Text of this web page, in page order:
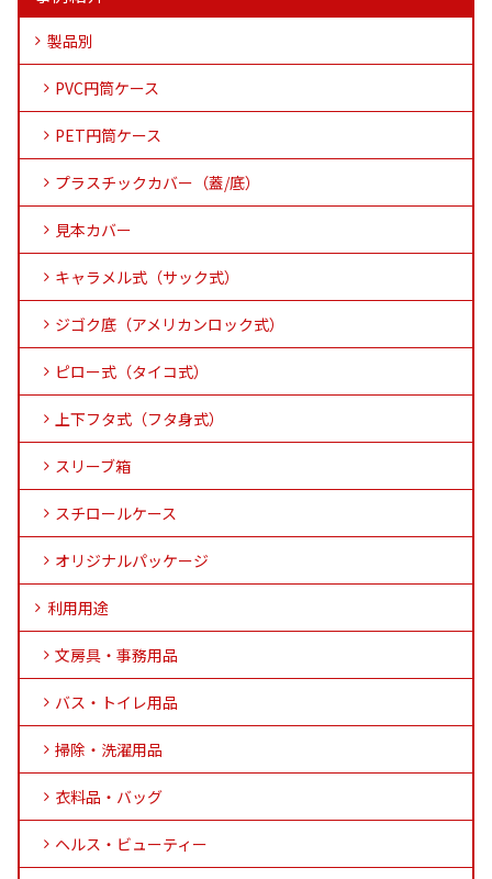
製品別
PVC円筒ケース
PET円筒ケース
プラスチックカバー（蓋/底）
見本カバー
キャラメル式（サック式）
ジゴク底（アメリカンロック式）
ピロー式（タイコ式）
上下フタ式（フタ身式）
スリーブ箱
スチロールケース
オリジナルパッケージ
利用用途
文房具・事務用品
バス・トイレ用品
掃除・洗濯用品
衣料品・バッグ
ヘルス・ビューティー